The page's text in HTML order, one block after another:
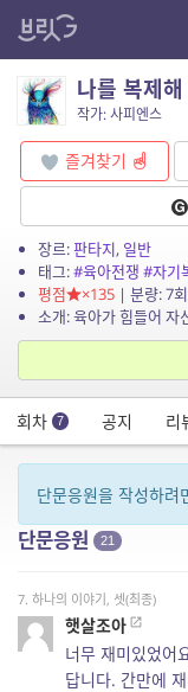
나를 복제
작가: 사피엔스
즐겨찾기
장르:판타지, 일반
태그:#육아전쟁 #자기
평점
×135| 분량: 7
회차 7 공지 리
단문응원을 작성하려
단문응원 21
7. 하나의 이야기, 셋(최종)
햇살조아
너무 재미있었어
답니다. 간만에